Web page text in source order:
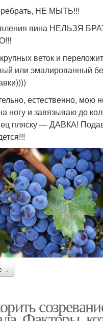
НЕ МЫТЬ!!!
вина НЕЛЬЗЯ
веток и
или эмалированный
естественно, мою
ногу и завязываю до
пляску — ДАВКА!
→